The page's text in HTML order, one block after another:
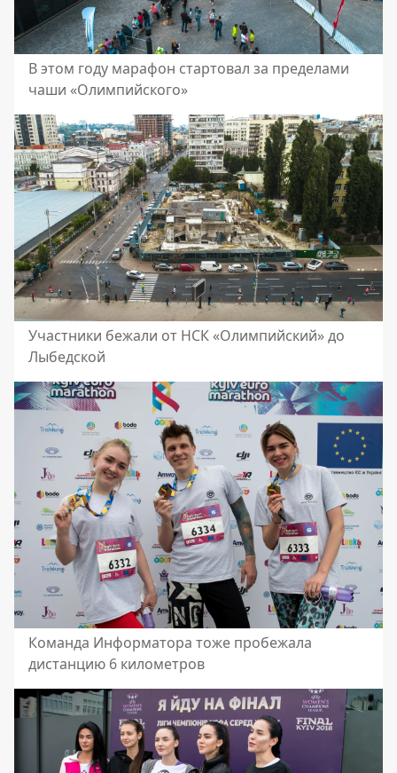
В этом году марафон стартовал за пределами
чаши «Олимпийского»
Участники бежали от НСК «Олимпийский» до
Лыбедской
Команда Информатора тоже пробежала
дистанцию 6 километров